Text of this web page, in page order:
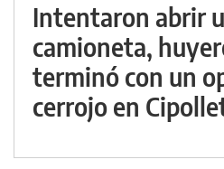
Intentaron abrir
camioneta,
terminó con un
cerrojo en